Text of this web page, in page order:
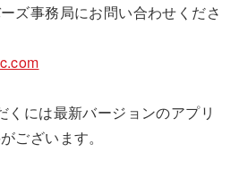
ズ事務局にお問い合わせくださ
くには最新バージョンのアプリ
ございます。